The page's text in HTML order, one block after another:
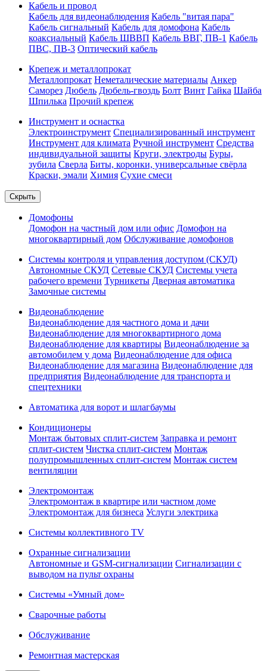
Кабель и провод
Кабель для видеонаблюдения Кабель "витая пара"
Кабель сигнальный Кабель для домофона Кабель
коаксиальный Кабель ШВВП Кабель ВВГ, ПВ-1 Кабель
ПВС, ПВ-3 Оптический кабель
Крепеж и металлопрокат
Металлопрокат Неметалические материалы Анкер
Саморез Дюбель Дюбель-гвоздь Болт Винт Гайка Шайба
Шпилька Прочий крепеж
Инструмент и оснастка
Электроинструмент Специализированный инструмент
Инструмент для климата Ручной инструмент Средства
индивидуальной защиты Круги, электроды Буры,
зубила Сверла Биты, коронки, универсальные свёрла
Краски, эмали Химия Сухие смеси
Скрыть
Домофоны
Домофон на частный дом или офис Домофон на
многоквартирный дом Обслуживание домофонов
Системы контроля и управления доступом (СКУД)
Автономные СКУД Сетевые СКУД Системы учета
рабочего времени Турникеты Дверная автоматика
Замочные системы
Видеонаблюдение
Видеонаблюдение для частного дома и дачи
Видеонаблюдение для многоквартирного дома
Видеонаблюдение для квартиры Видеонаблюдение за
автомобилем у дома Видеонаблюдение для офиса
Видеонаблюдение для магазина Видеонаблюдение для
предприятия Видеонаблюдение для транспорта и
спецтехники
Автоматика для ворот и шлагбаумы
Кондиционеры
Монтаж бытовых сплит-систем Заправка и ремонт
сплит-систем Чистка сплит-систем Монтаж
полупромышленных сплит-систем Монтаж систем
вентиляции
Электромонтаж
Электромонтаж в квартире или частном доме
Электромонтаж для бизнеса Услуги электрика
Системы коллективного TV
Охранные сигнализации
Автономные и GSM-сигнализации Сигнализации с
выводом на пульт охраны
Системы «Умный дом»
Сварочные работы
Обслуживание
Ремонтная мастерская